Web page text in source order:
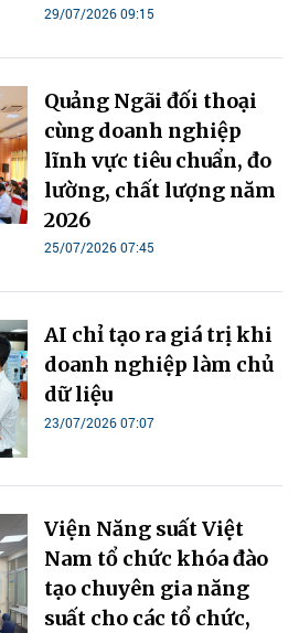
29/07/2026 09:15
Quảng Ngãi đối thoại
cùng doanh nghiệp
lĩnh vực tiêu chuẩn, đo
lường, chất lượng năm
2026
25/07/2026 07:45
AI chỉ tạo ra giá trị khi
doanh nghiệp làm chủ
dữ liệu
23/07/2026 07:07
Viện Năng suất Việt
Nam tổ chức khóa đào
tạo chuyên gia năng
suất cho các tổ chức,